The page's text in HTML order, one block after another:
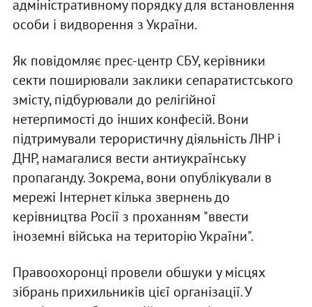
адміністративному порядку для встановлення
особи і видворення з України.
Як повідомляє прес-центр СБУ, керівники
секти поширювали заклики сепаратистського
змісту, підбурювали до релігійної
нетерпимості до інших конфесій. Вони
підтримували терористичну діяльність ЛНР і
ДНР, намагалися вести антиукраїнську
пропаганду. Зокрема, вони опублікували в
мережі Інтернет кілька звернень до
керівництва Росії з проханням "ввести
іноземні війська на територію України".
Правоохоронці провели обшуки у місцях
зібрань прихильників цієї організації. У